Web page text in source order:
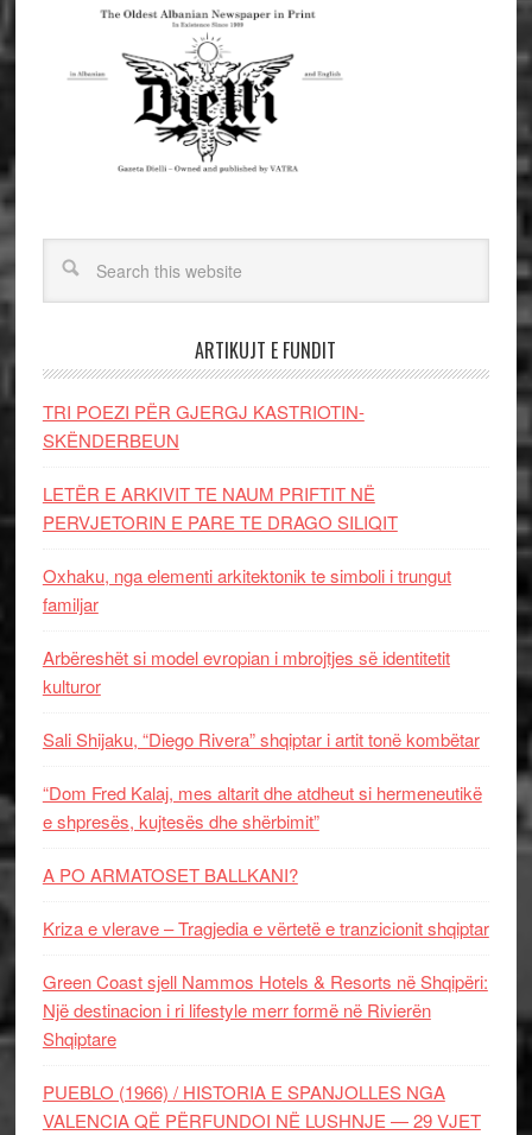
ARTIKUJT E FUNDIT
TRI POEZI PËR GJERGJ KASTRIOTIN-
SKËNDERBEUN
LETËR E ARKIVIT TE NAUM PRIFTIT NË
PERVJETORIN E PARE TE DRAGO SILIQIT
Oxhaku, nga elementi arkitektonik te simboli i trungut
familjar
Arbëreshët si model evropian i mbrojtjes së identitetit
kulturor
Sali Shijaku, “Diego Rivera” shqiptar i artit tonë kombëtar
“Dom Fred Kalaj, mes altarit dhe atdheut si hermeneutikë
e shpresës, kujtesës dhe shërbimit”
A PO ARMATOSET BALLKANI?
Kriza e vlerave – Tragjedia e vërtetë e tranzicionit shqiptar
Green Coast sjell Nammos Hotels & Resorts në Shqipëri:
Një destinacion i ri lifestyle merr formë në Rivierën
Shqiptare
PUEBLO (1966) / HISTORIA E SPANJOLLES NGA
VALENCIA QË PËRFUNDOI NË LUSHNJE — 29 VJET